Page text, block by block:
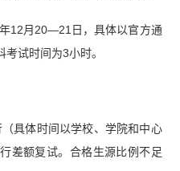
12月20—21日，具体以官方通
试时间为3小时。
具体时间以学校、学院和中心
差额复试。合格生源比例不足